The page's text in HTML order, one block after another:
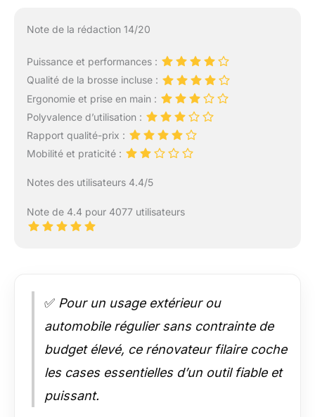
Note de la rédaction 14/20
Puissance et performances :
Qualité de la brosse incluse :
Ergonomie et prise en main :
Polyvalence d’utilisation :
Rapport qualité-prix :
Mobilité et praticité :
Notes des utilisateurs 4.4/5
Note de 4.4 pour 4077 utilisateurs
✅ Pour un usage extérieur ou
automobile régulier sans contrainte de
budget élevé, ce rénovateur filaire coche
les cases essentielles d’un outil fiable et
puissant.